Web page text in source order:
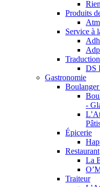
Produits
Service à
Traduction
DS
Gastronomie
Boulanger
-
Épicerie
Restaurant
La
Traiteur